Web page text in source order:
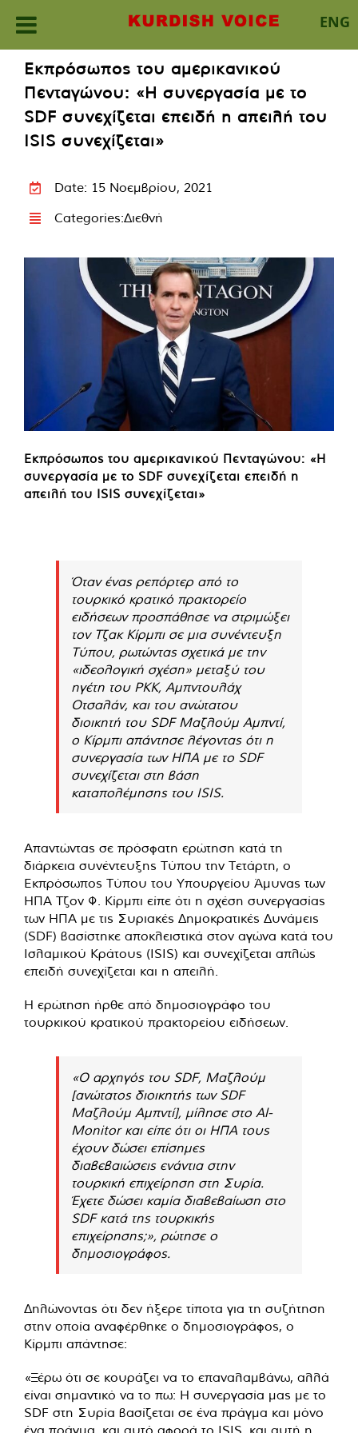
ENG
content
Εκπρόσωπος του αμερικανικού
Πενταγώνου: «Η συνεργασία με το
SDF συνεχίζεται επειδή η απειλή του
ISIS συνεχίζεται»
Date: 15 Νοεμβρίου, 2021
Categories:Διεθνή
Εκπρόσωπος του αμερικανικού Πενταγώνου: «Η
συνεργασία με το SDF συνεχίζεται επειδή η
απειλή του ISIS συνεχίζεται»
Όταν ένας ρεπόρτερ από το
τουρκικό κρατικό πρακτορείο
ειδήσεων προσπάθησε να στριμώξει
τον Τζακ Κίρμπι σε μια συνέντευξη
Τύπου, ρωτώντας σχετικά με την
«ιδεολογική σχέση» μεταξύ του
ηγέτη του PKK, Αμπντουλάχ
Οτσαλάν, και του ανώτατου
διοικητή του SDF Μαζλούμ Αμπντί,
ο Κίρμπι απάντησε λέγοντας ότι η
συνεργασία των ΗΠΑ με το SDF
συνεχίζεται στη βάση
καταπολέμησης του ISIS.
Απαντώντας σε πρόσφατη ερώτηση κατά τη
διάρκεια συνέντευξης Τύπου την Τετάρτη, ο
Εκπρόσωπος Τύπου του Υπουργείου Άμυνας των
ΗΠΑ Τζον Φ. Κίρμπι είπε ότι η σχέση συνεργασίας
των ΗΠΑ με τις Συριακές Δημοκρατικές Δυνάμεις
(SDF) βασίστηκε αποκλειστικά στον αγώνα κατά του
Ισλαμικού Κράτους (ISIS) και συνεχίζεται απλώς
επειδή συνεχίζεται και η απειλή.
Η ερώτηση ήρθε από δημοσιογράφο του
τουρκικού κρατικού πρακτορείου ειδήσεων.
«Ο αρχηγός του SDF, Μαζλούμ
[ανώτατος διοικητής των SDF
Μαζλούμ Αμπντί], μίλησε στο Al-
Monitor και είπε ότι οι ΗΠΑ τους
έχουν δώσει επίσημες
διαβεβαιώσεις ενάντια στην
τουρκική επιχείρηση στη Συρία.
Έχετε δώσει καμία διαβεβαίωση στο
SDF κατά της τουρκικής
επιχείρησης;», ρώτησε ο
δημοσιογράφος.
Δηλώνοντας ότι δεν ήξερε τίποτα για τη συζήτηση
στην οποία αναφέρθηκε ο δημοσιογράφος, ο
Κίρμπι απάντησε:
«Ξέρω ότι σε κουράζει να το επαναλαμβάνω, αλλά
είναι σημαντικό να το πω: Η συνεργασία μας με το
SDF στη Συρία βασίζεται σε ένα πράγμα και μόνο